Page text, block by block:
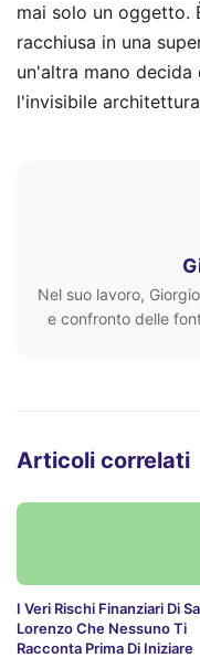
mai solo un oggetto.
racchiusa in una
un'altra mano
l'invisibile
Nel suo lavoro,
e confronto delle
Articoli correlati
I Veri Rischi Finanziari Di
Lorenzo Che Nessuno Ti
Racconta Prima Di Iniziare